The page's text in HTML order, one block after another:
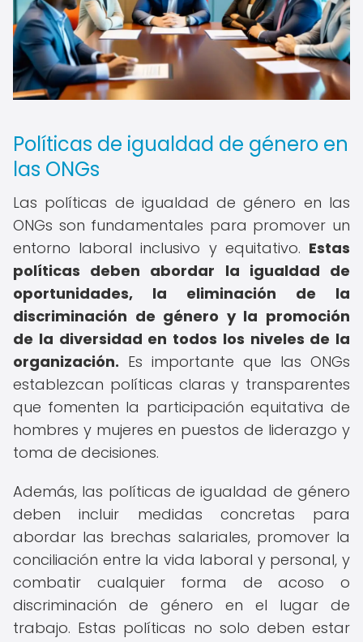
Políticas de igualdad de género en
las ONGs
Las políticas de igualdad de género en las
ONGs son fundamentales para promover un
entorno laboral inclusivo y equitativo. Estas
políticas deben abordar la igualdad de
oportunidades, la eliminación de la
discriminación de género y la promoción
de la diversidad en todos los niveles de la
organización. Es importante que las ONGs
establezcan políticas claras y transparentes
que fomenten la participación equitativa de
hombres y mujeres en puestos de liderazgo y
toma de decisiones.
Además, las políticas de igualdad de género
deben incluir medidas concretas para
abordar las brechas salariales, promover la
conciliación entre la vida laboral y personal, y
combatir cualquier forma de acoso o
discriminación de género en el lugar de
trabajo. Estas políticas no solo deben estar